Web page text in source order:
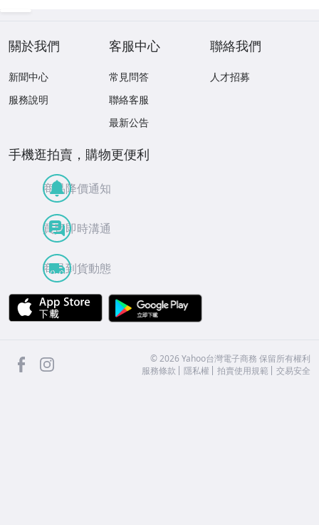
關於我們
新聞中心
服務說明
客服中心
常見問答
聯絡客服
最新公告
聯絡我們
人才招募
手機逛拍賣，購物更便利
商品降價通知
買賣即時溝通
商品到貨動態
APP Store
facebook ©2026 Yahoo台灣電子商務 保留所有權利
服務條款
隱私權 拍賣使用規範 交易安全